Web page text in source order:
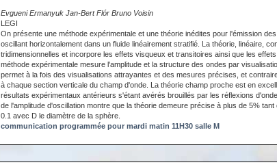
Evgueni Ermanyuk Jan-Bert Flór Bruno Voisin
LEGI
On présente une méthode expérimentale et une théorie inédites pour l'émission
oscillant horizontalement dans un fluide linéairement stratifié. La théorie, linéaire,
tridimensionnelles et incorpore les effets visqueux et transitoires ainsi que les
méthode expérimentale mesure l'amplitude et la structure des ondes par
permet à la fois des visualisations attrayantes et des mesures précises, et
à chaque section verticale du champ d'onde. La théorie champ proche est en
résultats expérimentaux antérieurs s'étant avérés brouillés par les réflexions
de l'amplitude d'oscillation montre que la théorie demeure précise à plus de 5%
0.1 avec D le diamètre de la sphère.
communication programmée pour mardi matin 11H30 salle M